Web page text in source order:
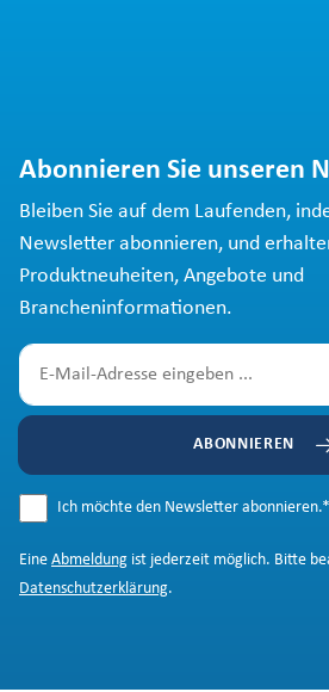
Abonnieren Sie unseren
Bleiben Sie auf dem Laufenden,
Newsletter abonnieren, und
Produktneuheiten, Angebote und
Brancheninformationen.
ABONNIEREN
Ich möchte den Newsletter abonnieren.*
Eine Abmeldung ist jederzeit möglich. Bitte
Datenschutzerklärung.